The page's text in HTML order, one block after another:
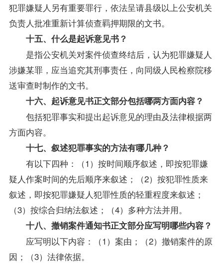
犯罪嫌疑人另有重要罪行，依法呈请县级以上公安机关
负责人批准重新计算侦查羁押期限的文书。
十五、什么是起诉意见书？
是指公安机关对案件侦查终结后，认为犯罪嫌疑人
涉嫌某罪，应当追究其刑事责任，向同级人民检察院移
送审查时制作的文书。
十六、起诉意见书正文部分包括哪两方面内容？
包括犯罪事实和提出起诉意见的理由及法律根据两
方面内容。
十七、叙述犯罪事实的方法有哪几种？
有以下四种：（1）按时间顺序叙述，即按犯罪嫌
疑人作案时间的先后顺序来叙述；（2）按犯罪性质来
叙述，即按犯罪嫌疑人犯罪性质的轻重程度来叙述；
（3）按综合归纳法叙述；（4）多种方法并用。
十八、撤销案件通知书正文部分应写明哪些内容？
应写明以下内容：（1）案由；（2）撤销案件的原
因；（3）法律依据。